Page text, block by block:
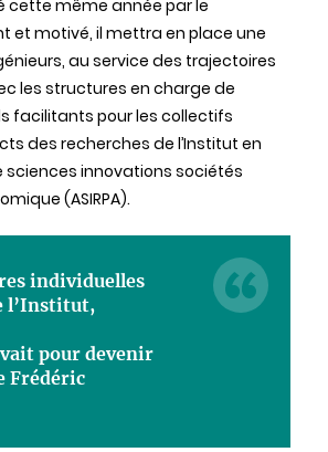
cette même année par le
et motivé, il mettra en place une
au service des trajectoires
les structures en charge de
facilitants pour les collectifs
des recherches de l’Institut en
innovations sociétés
(ASIRPA).
individuelles
l’Institut,
pour devenir
Frédéric